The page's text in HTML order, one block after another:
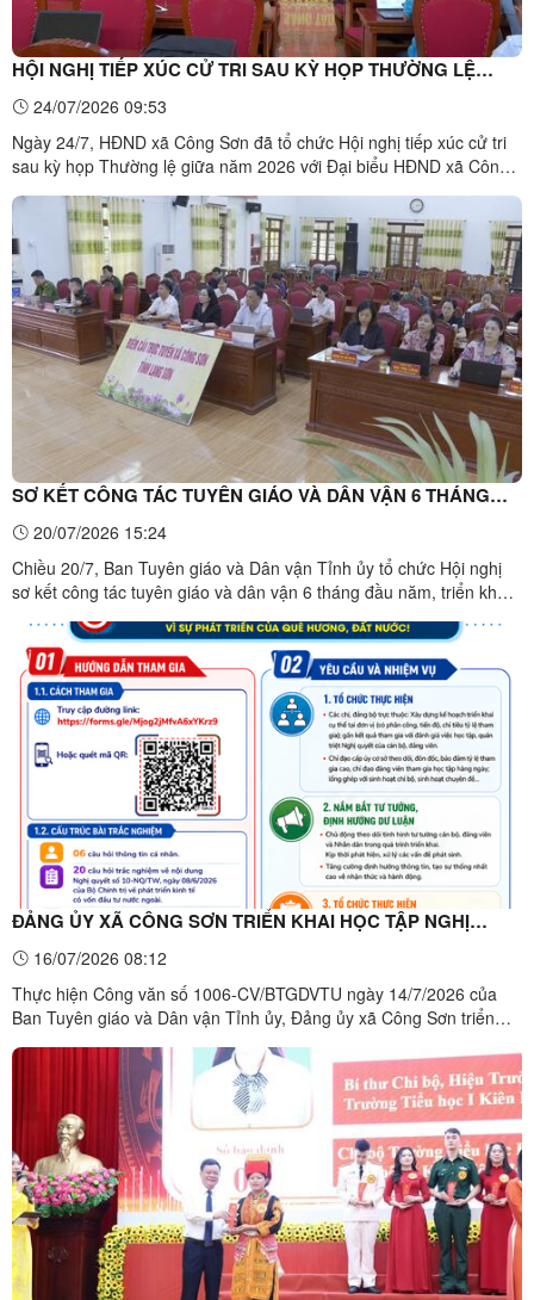
HỘI NGHỊ TIẾP XÚC CỬ TRI SAU KỲ HỌP THƯỜNG LỆ
GIỮA NĂM 2026 CỦA HĐND XÃ KHÓA XX
24/07/2026 09:53
Ngày 24/7, HĐND xã Công Sơn đã tổ chức Hội nghị tiếp xúc cử tri
sau kỳ họp Thường lệ giữa năm 2026 với Đại biểu HĐND xã Công
đạo Đảng ủy, HĐND, UBND, Ủy ban MTTQ Việt Nam xã; các đại
biểu HĐND xã; đại diện các phòng chuyên môn, đơn vị sự ...
SƠ KẾT CÔNG TÁC TUYÊN GIÁO VÀ DÂN VẬN 6 THÁNG
ĐẦU NĂM 2026
20/07/2026 15:24
Chiều 20/7, Ban Tuyên giáo và Dân vận Tỉnh ủy tổ chức Hội nghị
sơ kết công tác tuyên giáo và dân vận 6 tháng đầu năm, triển khai
trực tuyến. Tại điểm cầu xã Công Sơn, các đồng chí lãnh đạo Đảng
ủy, HĐND, UBND, Ủy ban MTTQ Việt Nam xã ...
ĐẢNG ỦY XÃ CÔNG SƠN TRIỂN KHAI HỌC TẬP NGHỊ
QUYẾT SỐ 10-NQ/TW TRÊN NỀN TẢNG GOOGLE FORMS
16/07/2026 08:12
Thực hiện Công văn số 1006-CV/BTGDVTU ngày 14/7/2026 của
Ban Tuyên giáo và Dân vận Tỉnh ủy, Đảng ủy xã Công Sơn triển
Bộ Chính trị về phát triển kinh tế có vốn đầu tư nước ngoài trên nền
tảng số Google Forms.